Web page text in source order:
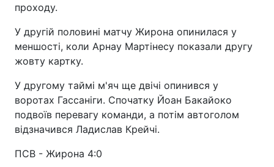
проходу.
У другій половині матчу Жирона опинилася у
меншості, коли Арнау Мартінесу показали другу
жовту картку.
У другому таймі м'яч ще двічі опинився у
воротах Гассаніги. Спочатку Йоан Бакайоко
подвоїв перевагу команди, а потім автоголом
відзначився Ладислав Крейчі.
ПСВ - Жирона 4:0